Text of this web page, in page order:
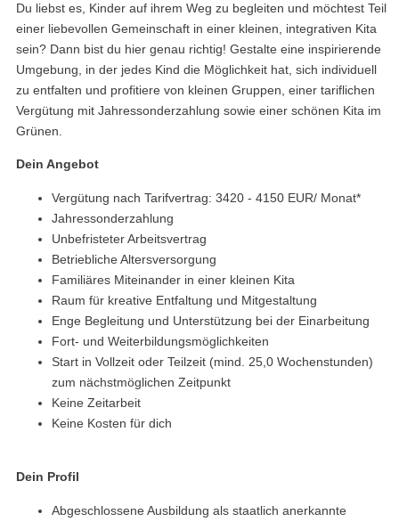
Du liebst es, Kinder auf ihrem Weg zu begleiten und möchtest Teil
einer liebevollen Gemeinschaft in einer kleinen, integrativen Kita
sein? Dann bist du hier genau richtig! Gestalte eine inspirierende
Umgebung, in der jedes Kind die Möglichkeit hat, sich individuell
zu entfalten und profitiere von kleinen Gruppen, einer tariflichen
Vergütung mit Jahressonderzahlung sowie einer schönen Kita im
Grünen.
Dein Angebot
Vergütung nach Tarifvertrag: 3420 - 4150 EUR/ Monat*
Jahressonderzahlung
Unbefristeter Arbeitsvertrag
Betriebliche Altersversorgung
Familiäres Miteinander in einer kleinen Kita
Raum für kreative Entfaltung und Mitgestaltung
Enge Begleitung und Unterstützung bei der Einarbeitung
Fort- und Weiterbildungsmöglichkeiten
Start in Vollzeit oder Teilzeit (mind. 25,0 Wochenstunden)
zum nächstmöglichen Zeitpunkt
Keine Zeitarbeit
Keine Kosten für dich
Dein Profil
Abgeschlossene Ausbildung als staatlich anerkannte